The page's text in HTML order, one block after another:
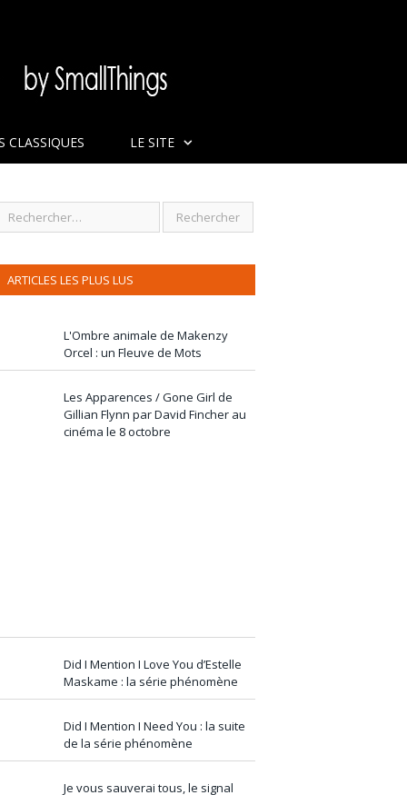
CLASSIQUES LE SITE
ARTICLES LES PLUS LUS
L'Ombre animale de Makenzy
Orcel : un Fleuve de Mots
Les Apparences / Gone Girl de
Gillian Flynn par David Fincher au
cinéma le 8 octobre
Did I Mention I Love You d’Estelle
Maskame : la série phénomène
Did I Mention I Need You : la suite
de la série phénomène
Je vous sauverai tous, le signal